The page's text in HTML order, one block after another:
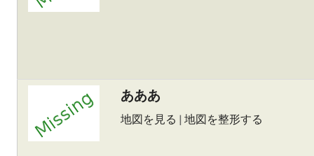
あああ
地図を見る | 地図を整形する